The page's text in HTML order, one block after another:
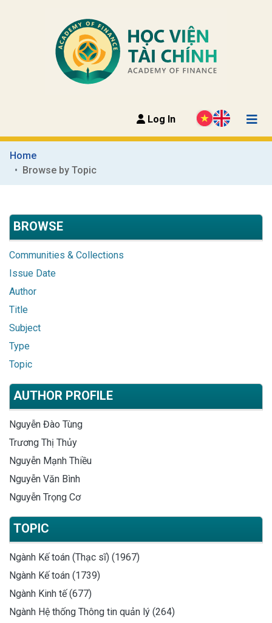
Log In
Home
Browse by Topic
BROWSE
Communities & Collections
Issue Date
Author
Title
Subject
Type
Topic
AUTHOR PROFILE
Nguyễn Đào Tùng
Trương Thị Thủy
Nguyễn Mạnh Thiều
Nguyễn Văn Bình
Nguyễn Trọng Cơ
TOPIC
Ngành Kế toán (Thạc sĩ) (1967)
Ngành Kế toán (1739)
Ngành Kinh tế (677)
Ngành Hệ thống Thông tin quản lý (264)